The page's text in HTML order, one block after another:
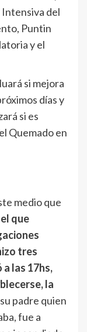
Intensiva del
Puntin
y el
si mejora
días y
si es
Quemado en
medio que
que
tres
las 17hs,
la
padre quien
fue a